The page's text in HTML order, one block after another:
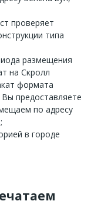
проверяет
типа
размещения
на Скролл
формата
предоставляете
по адресу
в городе